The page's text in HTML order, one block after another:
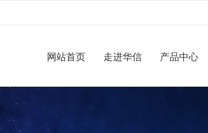
网站首页 走进华信 产品中心